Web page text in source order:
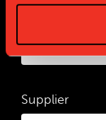
Supplier